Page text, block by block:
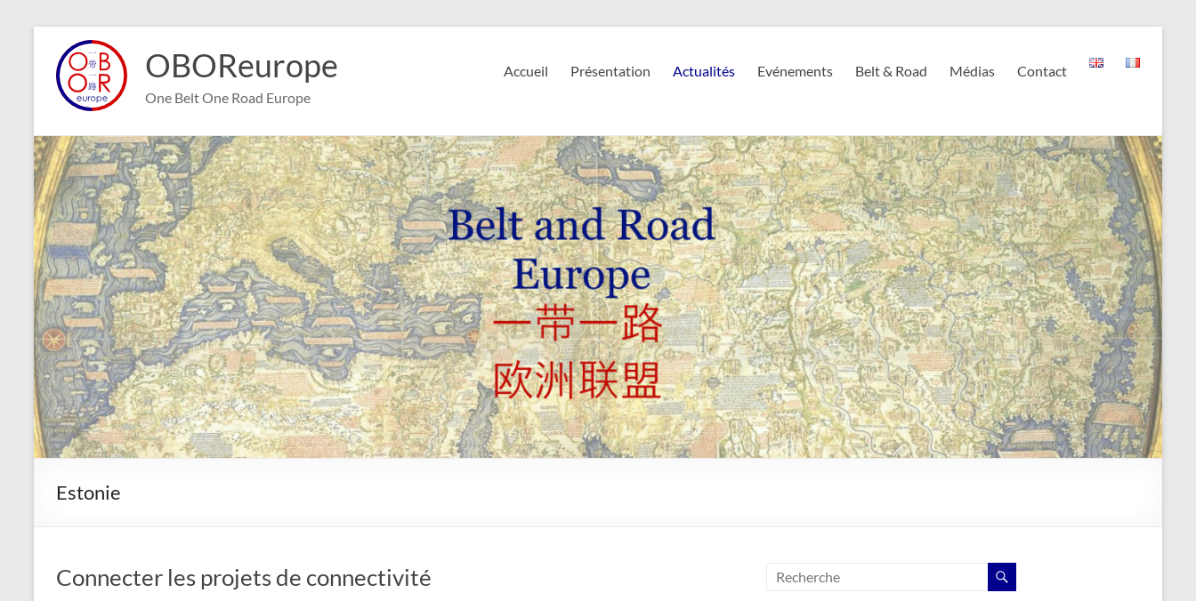
contenu
OBOReurope
One Belt One Road Europe
Accueil Présentation Actualités Evénements Belt & Road Médias Contact
Estonie
Connecter les projets de connectivité